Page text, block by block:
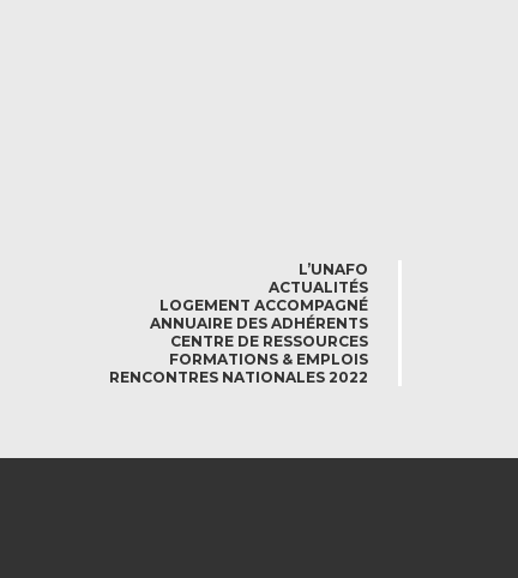
L’UNAFO
ACTUALITÉS
LOGEMENT ACCOMPAGNÉ
ANNUAIRE DES ADHÉRENTS
CENTRE DE RESSOURCES
FORMATIONS & EMPLOIS
RENCONTRES NATIONALES 2022